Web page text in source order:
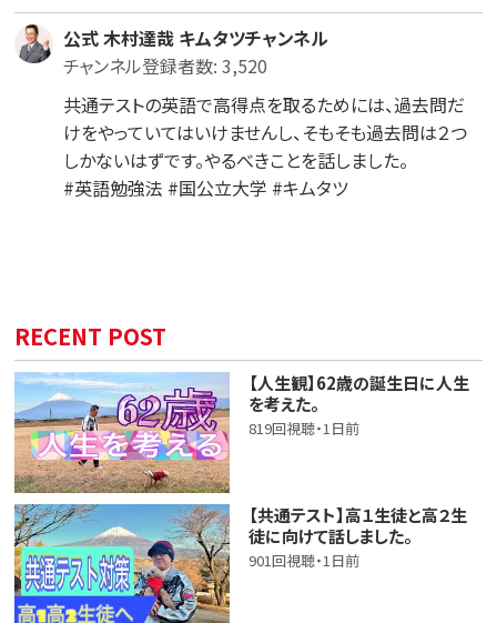
公式 木村達哉 キムタツチャンネル
チャンネル登録者数: 3,520
共通テストの英語で高得点を取るためには、過去問だ
けをやっていてはいけませんし、そもそも過去問は２つ
しかないはずです。やるべきことを話しました。
#英語勉強法 #国公立大学 #キムタツ
RECENT POST
【人生観】62歳の誕生日に人生
を考えた。
819回視聴・1日前
【共通テスト】高１生徒と高２生
徒に向けて話しました。
901回視聴・1日前